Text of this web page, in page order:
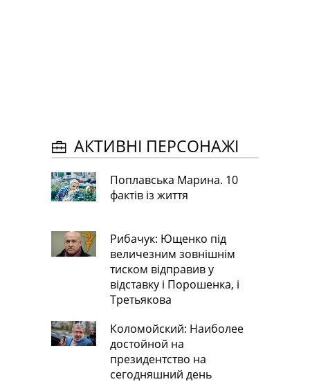
АКТИВНІ ПЕРСОНАЖІ
Поплавська Марина. 10
фактів із життя
Рибачук: Ющенко під
величезним зовнішнім
тиском відправив у
відставку і Порошенка, і
Третьякова
Коломойский: Наиболее
достойной на
президентство на
сегодняшний день